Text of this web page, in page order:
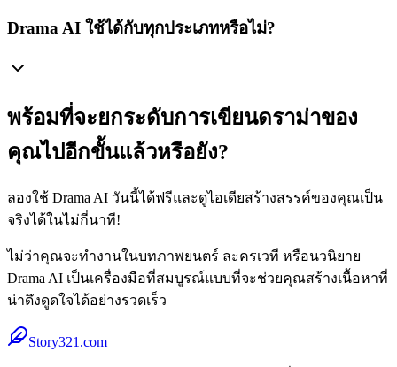
Drama AI ใช้ได้กับทุกประเภทหรือไม่?
พร้อมที่จะยกระดับการเขียนดราม่าของ
คุณไปอีกขั้นแล้วหรือยัง?
ลองใช้ Drama AI วันนี้ได้ฟรีและดูไอเดียสร้างสรรค์ของคุณเป็น
จริงได้ในไม่กี่นาที!
ไม่ว่าคุณจะทำงานในบทภาพยนตร์ ละครเวที หรือนวนิยาย
Drama AI เป็นเครื่องมือที่สมบูรณ์แบบที่จะช่วยคุณสร้างเนื้อหาที่
น่าดึงดูดใจได้อย่างรวดเร็ว
Story321.com